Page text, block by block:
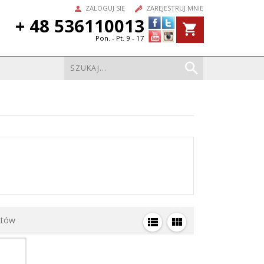
ZALOGUJ SIĘ ZAREJESTRUJ MNIE
+ 48 536110013
Pon. - Pt. 9 - 17